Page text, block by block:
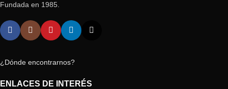
Fundada en 1985.
¿Dónde encontrarnos?
ENLACES DE INTERÉS